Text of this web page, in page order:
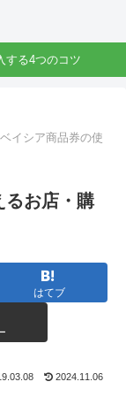
する4つのコツ
ベイシア商品券の使
るお店・購
はてブ
2024.11.06